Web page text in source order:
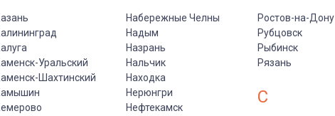
Уральский
Шахтинский
Набережные Челны
Надым
Назрань
Нальчик
Находка
Нерюнгри
Нефтекамск
Ростов-на-Дону
Рубцовск
Рыбинск
Рязань
С